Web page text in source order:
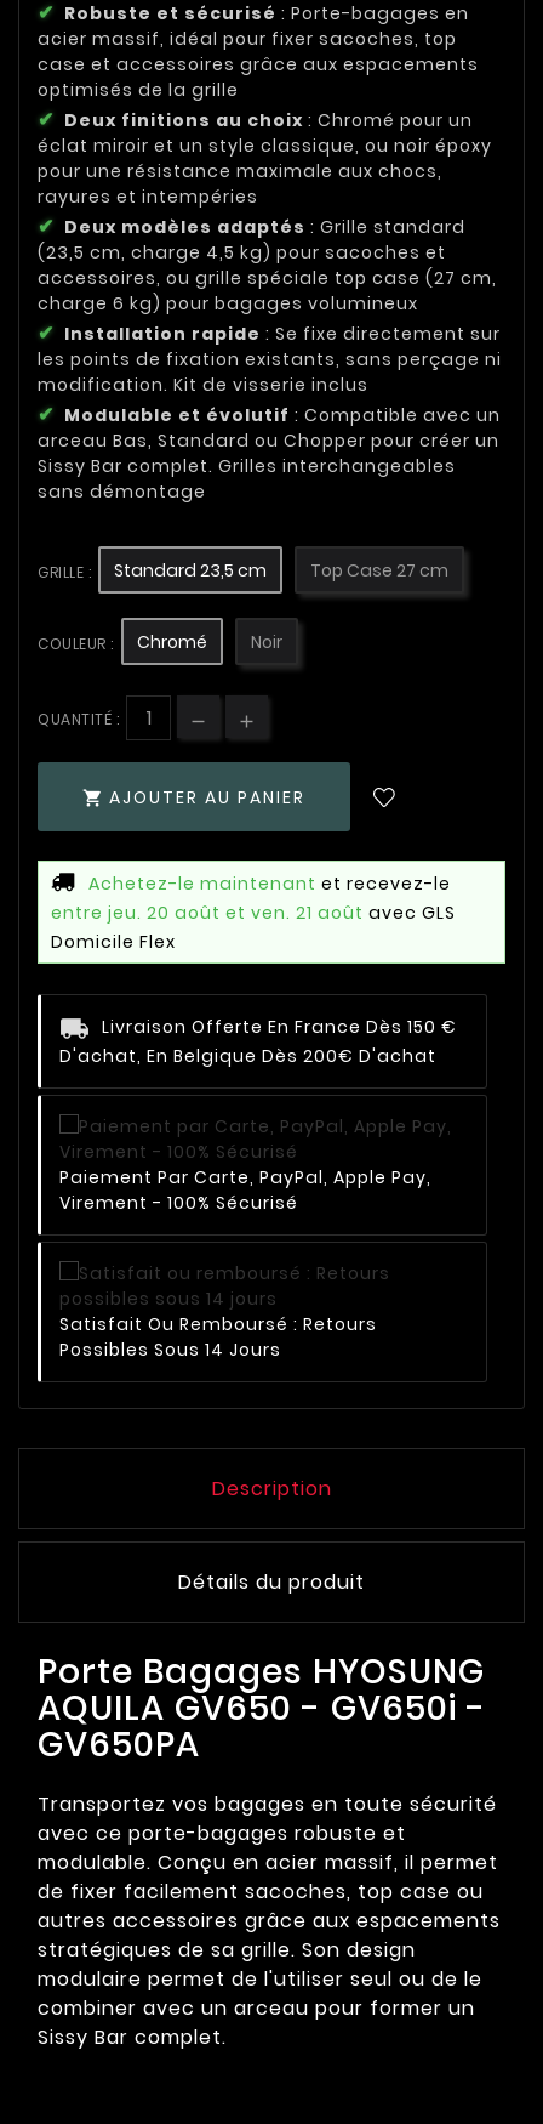
Robuste et sécurisé : Porte-bagages en
acier massif, idéal pour fixer sacoches, top
case et accessoires grâce aux espacements
optimisés de la grille
Deux finitions au choix : Chromé pour un
éclat miroir et un style classique, ou noir époxy
pour une résistance maximale aux chocs,
rayures et intempéries
Deux modèles adaptés : Grille standard
(23,5 cm, charge 4,5 kg) pour sacoches et
accessoires, ou grille spéciale top case (27 cm,
charge 6 kg) pour bagages volumineux
Installation rapide : Se fixe directement sur
les points de fixation existants, sans perçage ni
modification. Kit de visserie inclus
Modulable et évolutif : Compatible avec un
arceau Bas, Standard ou Chopper pour créer un
Sissy Bar complet. Grilles interchangeables
sans démontage
GRILLE : Standard 23,5 cm Top Case 27 cm
COULEUR : Chromé Noir
QUANTITÉ :
 AJOUTER AU PANIER
Achetez-le maintenant et recevez-le
entre jeu. 20 août et ven. 21 août avec GLS
Domicile Flex
Livraison Offerte En France Dès 150 €
D'achat, En Belgique Dès 200€ D'achat
Paiement Par Carte, PayPal, Apple Pay,
Virement - 100% Sécurisé
Satisfait Ou Remboursé : Retours
Possibles Sous 14 Jours
Description
Détails du produit
Porte Bagages HYOSUNG
AQUILA GV650 - GV650i -
GV650PA
Transportez vos bagages en toute sécurité
avec ce porte-bagages robuste et
modulable. Conçu en acier massif, il permet
de fixer facilement sacoches, top case ou
autres accessoires grâce aux espacements
stratégiques de sa grille. Son design
modulaire permet de l'utiliser seul ou de le
combiner avec un arceau pour former un
Sissy Bar complet.